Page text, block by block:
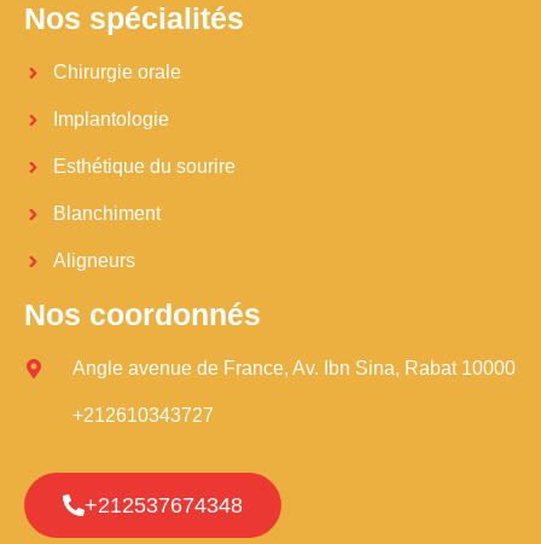
Nos spécialités
Chirurgie orale
Implantologie
Esthétique du sourire
Blanchiment
Aligneurs
Nos coordonnés
Angle avenue de France, Av. Ibn Sina, Rabat 10000
+212610343727
+212537674348